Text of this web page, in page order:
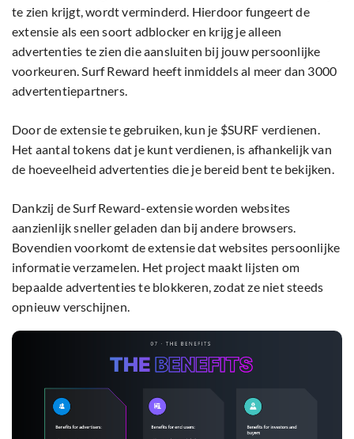
te zien krijgt, wordt verminderd. Hierdoor fungeert de
extensie als een soort adblocker en krijg je alleen
advertenties te zien die aansluiten bij jouw persoonlijke
voorkeuren. Surf Reward heeft inmiddels al meer dan 3000
advertentiepartners.
Door de extensie te gebruiken, kun je $SURF verdienen.
Het aantal tokens dat je kunt verdienen, is afhankelijk van
de hoeveelheid advertenties die je bereid bent te bekijken.
Dankzij de Surf Reward-extensie worden websites
aanzienlijk sneller geladen dan bij andere browsers.
Bovendien voorkomt de extensie dat websites persoonlijke
informatie verzamelen. Het project maakt lijsten om
bepaalde advertenties te blokkeren, zodat ze niet steeds
opnieuw verschijnen.